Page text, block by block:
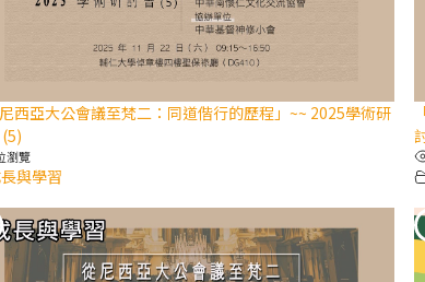
尼西亞大公會議至梵二：同道偕行的歷程」~~ 2025學術研
瀏覽
與學習